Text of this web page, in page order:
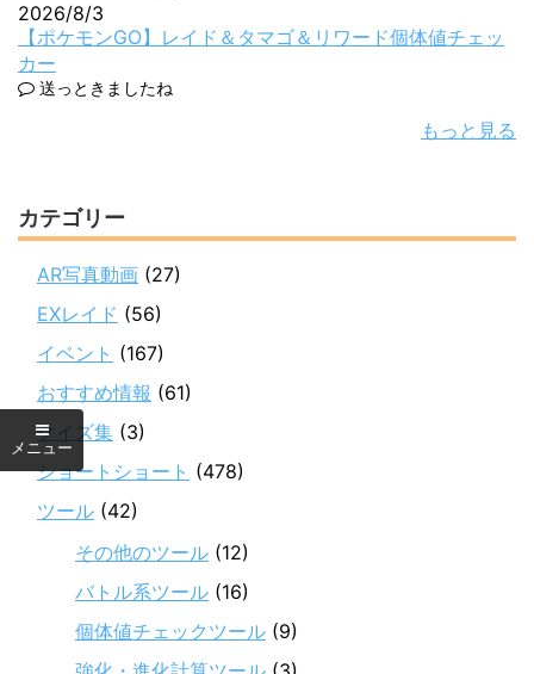
2026/8/3
【ポケモンGO】レイド＆タマゴ＆リワード個体値チェッ
カー
送っときましたね
もっと見る
カテゴリー
AR写真動画 (27)
EXレイド (56)
イベント (167)
おすすめ情報 (61)
クイズ集 (3)
ショートショート (478)
ツール (42)
その他のツール (12)
バトル系ツール (16)
個体値チェックツール (9)